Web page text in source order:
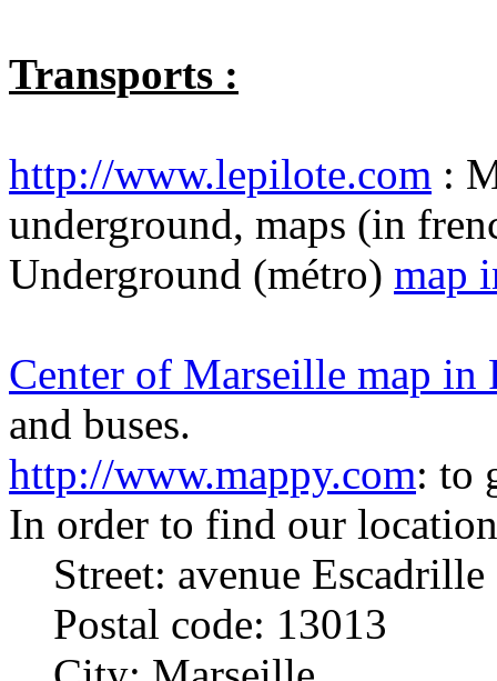
Transports :
http://www.lepilote.com :
underground, maps (in
Underground (métro) map
Center of Marseille map in
and buses.
http://www.mappy.com: to
In order to find our
Street: avenue
Postal code: 13013